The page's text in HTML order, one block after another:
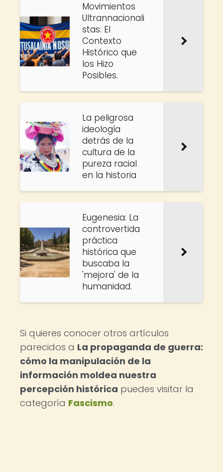
Movimientos
Ultrannacionali
stas: El
Contexto
Histórico que
los Hizo
Posibles.
La peligrosa
ideología
detrás de la
cultura de la
pureza racial
en la historia
Eugenesia: La
controvertida
práctica
histórica que
buscaba la
'mejora' de la
humanidad.
Si quieres conocer otros artículos
parecidos a La propaganda de guerra:
cómo la manipulación de la
información moldea nuestra
percepción histórica puedes visitar la
categoría Fascismo.